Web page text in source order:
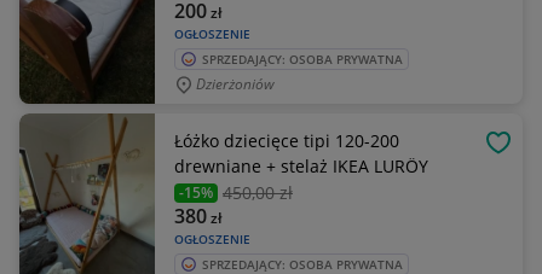
OGŁOSZENIE
200zł
SPRZEDAJĄCY: OSOBA PRYWATNA
Dzierżoniów
Łóżko dziecięce tipi 120-200
drewniane + stelaż IKEA LURÖY
-15% 450,00 zł
OGŁOSZENIE
380zł
SPRZEDAJĄCY: OSOBA PRYWATNA